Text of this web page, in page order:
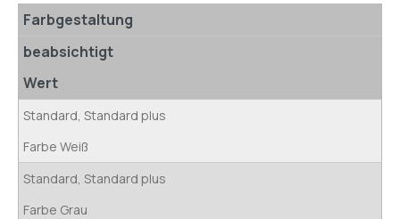
Farbgestaltung
beabsichtigt
Wert
Standard, Standard plus
Farbe Weiß
Standard, Standard plus
Farbe Grau